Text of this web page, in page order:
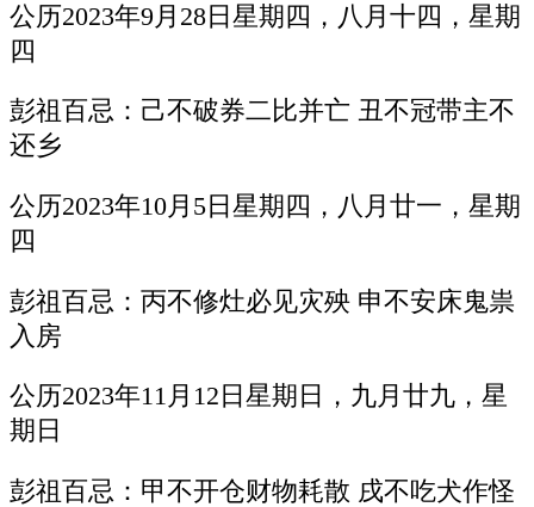
公历2023年9月28日星期四，八月十四，星期
四
彭祖百忌：己不破券二比并亡 丑不冠带主不
还乡
公历2023年10月5日星期四，八月廿一，星期
四
彭祖百忌：丙不修灶必见灾殃 申不安床鬼祟
入房
公历2023年11月12日星期日，九月廿九，星
期日
彭祖百忌：甲不开仓财物耗散 戌不吃犬作怪